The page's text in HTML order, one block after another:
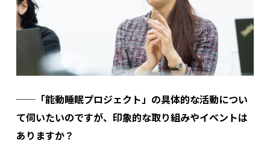
──「能動睡眠プロジェクト」の具体的な活動につい
て伺いたいのですが、印象的な取り組みやイベントは
ありますか？